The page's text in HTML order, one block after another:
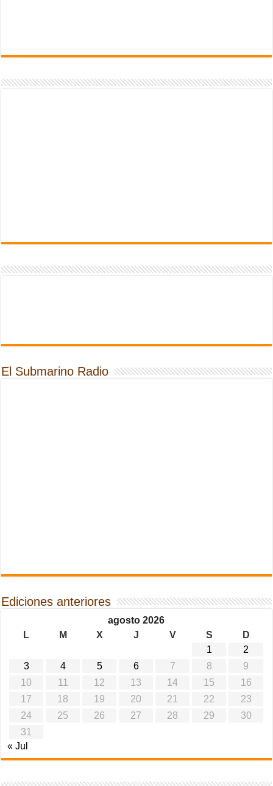
El Submarino Radio
Ediciones anteriores
agosto 2026
L
M X J V S
D
1
2
3
4 5 6 7 8
9
10
11 12 13 14 15
16
17
18 19 20 21 22
23
24
25 26 27 28 29
30
31
« Jul